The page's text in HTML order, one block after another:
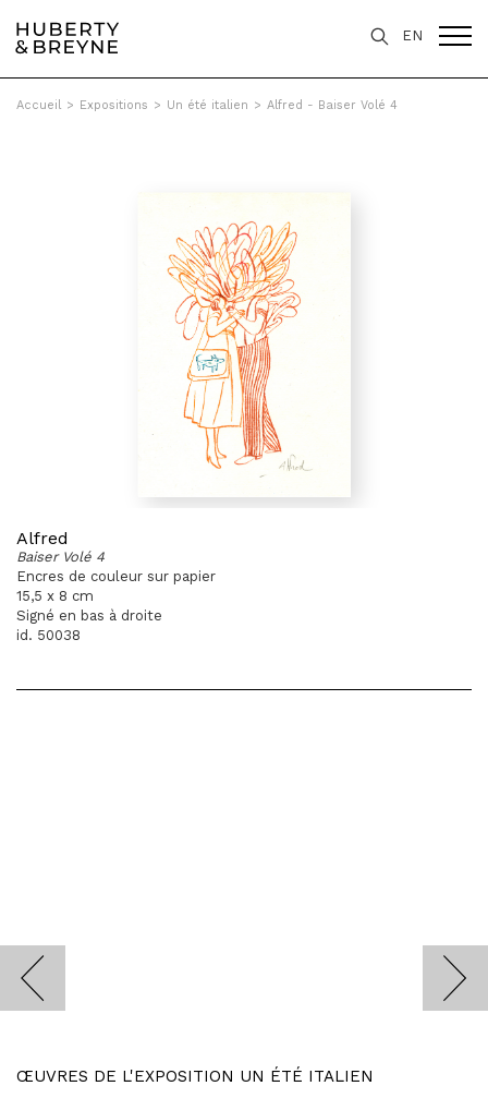
EN
Accueil > Expositions > Un été italien > Alfred - Baiser Volé 4
Alfred
Baiser Volé 4
Encres de couleur sur papier
15,5 x 8 cm
Signé en bas à droite
id. 50038
ŒUVRES DE L'EXPOSITION UN ÉTÉ ITALIEN